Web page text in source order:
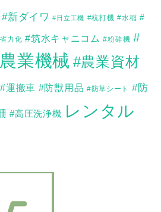
#新ダイワ #日立工機 #杭打機 #水稲 #
力化 #筑水キャニコム #粉砕機 #
業機械 #農業資材
#運搬車 #防獣用品 #防草シート #防
#高圧洗浄機 レンタル